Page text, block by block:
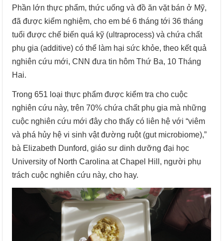
Phần lớn thực phẩm, thức uống và đồ ăn vặt bán ở Mỹ,
đã được kiểm nghiệm, cho em bé 6 tháng tới 36 tháng
tuổi được chế biến quá kỹ (ultraprocess) và chứa chất
phụ gia (additive) có thể làm hại sức khỏe, theo kết quả
nghiên cứu mới, CNN đưa tin hôm Thứ Ba, 10 Tháng
Hai.
Trong 651 loại thực phẩm được kiểm tra cho cuộc
nghiên cứu này, trên 70% chứa chất phụ gia mà những
cuộc nghiên cứu mới đây cho thấy có liên hệ với “viêm
và phá hủy hệ vi sinh vật đường ruột (gut microbiome),”
bà Elizabeth Dunford, giáo sư dinh dưỡng đại học
University of North Carolina at Chapel Hill, người phụ
trách cuộc nghiên cứu này, cho hay.